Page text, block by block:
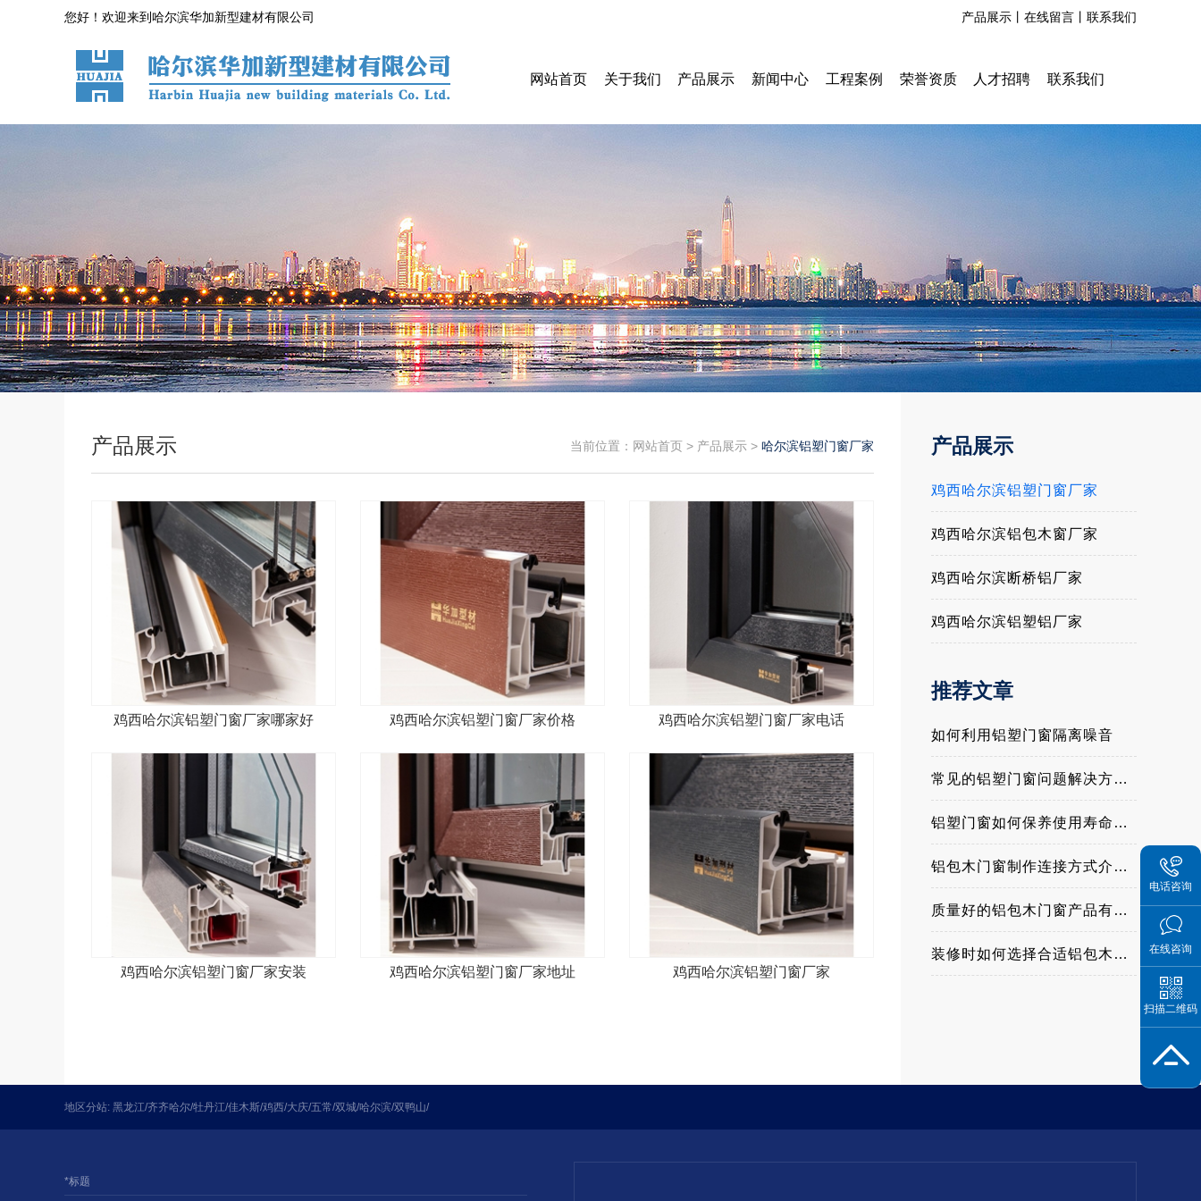
您好！欢迎来到哈尔滨华加新型建材有限公司 产品展示丨 在线留言丨 联系我们
网站首页 关于我们 产品展示 新闻中心 工程案例 荣誉资质 人才招聘 联系我们
产品展示 当前位置： 网站首页 > 产品展示 > 哈尔滨铝塑门窗厂家
鸡西哈尔滨铝塑门窗厂家哪家好 鸡西哈尔滨铝塑门窗厂家价格 鸡西哈尔滨铝塑门窗厂家电话
鸡西哈尔滨铝塑门窗厂家安装 鸡西哈尔滨铝塑门窗厂家地址 鸡西哈尔滨铝塑门窗厂家
产品展示
鸡西哈尔滨铝塑门窗厂家
鸡西哈尔滨铝包木窗厂家
鸡西哈尔滨断桥铝厂家
鸡西哈尔滨铝塑铝厂家
推荐文章
如何利用铝塑门窗隔离噪音
常见的铝塑门窗问题解决方法与经验介绍
铝塑门窗如何保养使用寿命更长
铝包木门窗制作连接方式介绍与优缺点？
质量好的铝包木门窗产品有哪些特点
装修时如何选择合适铝包木门窗
地区分站: 黑龙江/齐齐哈尔/牡丹江/佳木斯/鸡西/大庆/五常/双城/哈尔滨/双鸭山/
*标题
电话咨询
在线咨询
扫描二维码